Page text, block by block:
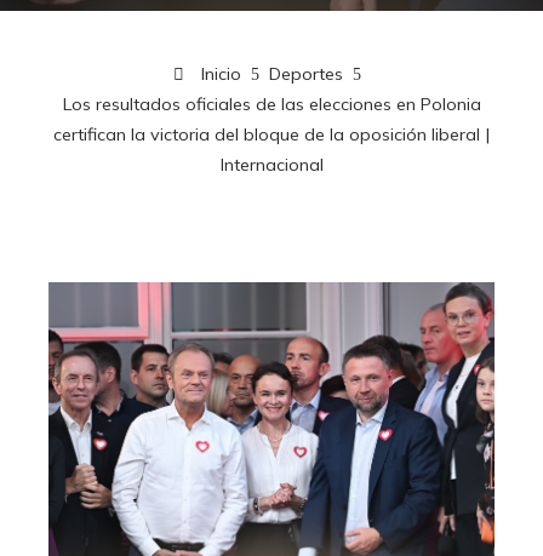
Inicio
Deportes
Los resultados oficiales de las elecciones en Polonia
certifican la victoria del bloque de la oposición liberal |
Internacional